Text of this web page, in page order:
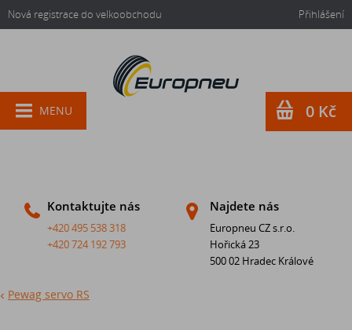
Nová registrace do velkoobchodu Přihlášení
Kontaktujte nás
+420 495 538 318
+420 724 192 793
Najdete nás
Europneu CZ s.r.o.
Hořická 23
500 02 Hradec Králové
MENU 0 Kč
Pewag servo RS